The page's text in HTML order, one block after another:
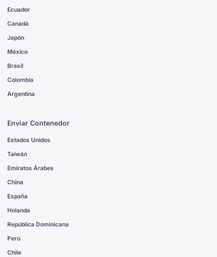
Ecuador
Canadá
Japón
México
Brasil
Colombia
Argentina
Enviar Contenedor
Estados Unidos
Taiwán
Emiratos Árabes
China
España
Holanda
República Dominicana
Perú
Chile